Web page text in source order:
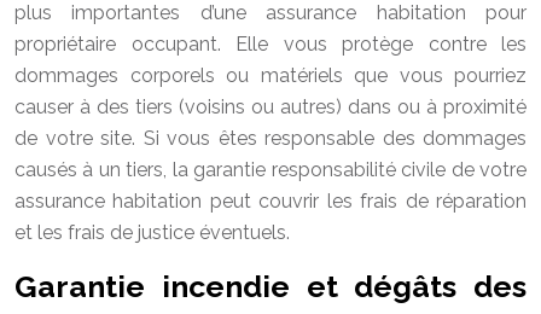
plus importantes d’une assurance habitation pour
propriétaire occupant. Elle vous protège contre les
dommages corporels ou matériels que vous pourriez
causer à des tiers (voisins ou autres) dans ou à proximité
de votre site. Si vous êtes responsable des dommages
causés à un tiers, la garantie responsabilité civile de votre
assurance habitation peut couvrir les frais de réparation
et les frais de justice éventuels.
Garantie incendie et dégâts des